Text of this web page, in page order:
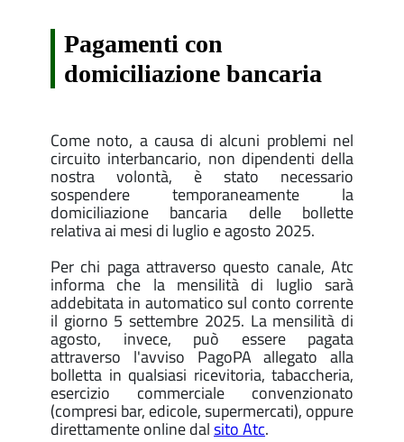
Pagamenti con
domiciliazione bancaria
Come noto, a causa di alcuni problemi nel
circuito interbancario, non dipendenti della
nostra volontà, è stato necessario
sospendere temporaneamente la
domiciliazione bancaria delle bollette
relativa ai mesi di luglio e agosto 2025.
Per chi paga attraverso questo canale, Atc
informa che la mensilità di luglio sarà
addebitata in automatico sul conto corrente
il giorno 5 settembre 2025. La mensilità di
agosto, invece, può essere pagata
attraverso l'avviso PagoPA allegato alla
bolletta in qualsiasi ricevitoria, tabaccheria,
esercizio commerciale convenzionato
(compresi bar, edicole, supermercati), oppure
direttamente online dalsito Atc.